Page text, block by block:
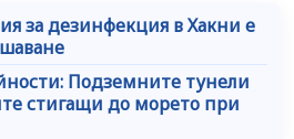
за дезинфекция в Хакни е
Подземните тунели
стигащи до морето при